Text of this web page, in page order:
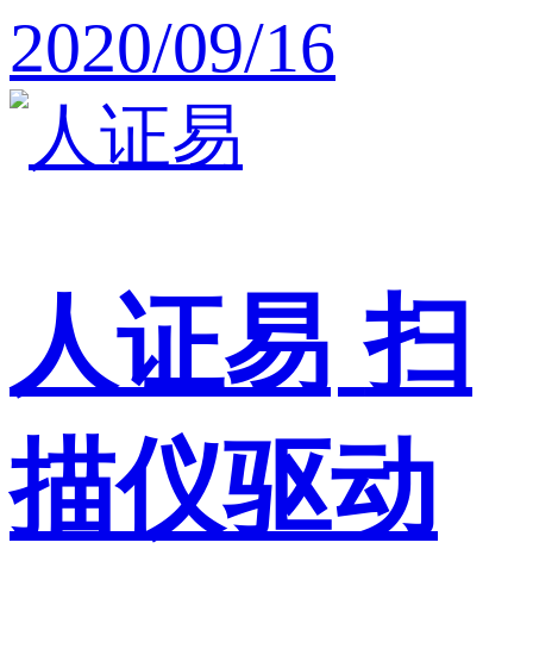
2020/09/16
人证易 扫
描仪驱动